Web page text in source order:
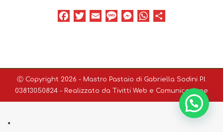
Facebook
TwitterEmailMessageMessenger
WhatsApp
Ⓒ Copyright 2026 - Mastro Pastaio di Gabriella Sodini P.I.
03813050824 - Realizzato da
Tivitti Web e Comunicazione